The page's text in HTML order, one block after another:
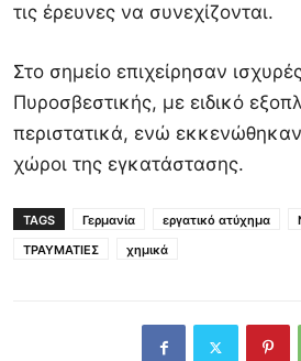
τις έρευνες να συνεχίζονται.
Στο σημείο επιχείρησαν
Πυροσβεστικής, με ειδικό
περιστατικά, ενώ
χώροι της εγκατάστασης.
TAGS Γερμανία εργατικό ατύχημα
ΤΡΑΥΜΑΤΙΕΣ
χημικά